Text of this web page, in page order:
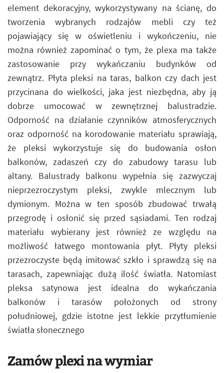
element dekoracyjny, wykorzystywany na ścianę, do
tworzenia wybranych rodzajów mebli czy też
pojawiający się w oświetleniu i wykończeniu, nie
można również zapominać o tym, że plexa ma także
zastosowanie przy wykańczaniu budynków od
zewnątrz. Płyta pleksi na taras, balkon czy dach jest
przycinana do wielkości, jaka jest niezbędna, aby ją
dobrze umocować w zewnętrznej balustradzie.
Odporność na działanie czynników atmosferycznych
oraz odporność na korodowanie materiału sprawiają,
że pleksi wykorzystuje się do budowania osłon
balkonów, zadaszeń czy do zabudowy tarasu lub
altany. Balustrady balkonu wypełnia się zazwyczaj
nieprzezroczystym pleksi, zwykle mlecznym lub
dymionym. Można w ten sposób zbudować trwałą
przegrodę i osłonić się przed sąsiadami. Ten rodzaj
materiału wybierany jest również ze względu na
możliwość łatwego montowania płyt. Płyty pleksi
przezroczyste będą imitować szkło i sprawdzą się na
tarasach, zapewniając dużą ilość światła. Natomiast
pleksa satynowa jest idealna do wykańczania
balkonów i tarasów położonych od strony
południowej, gdzie istotne jest lekkie przytłumienie
światła słonecznego
Zamów plexi na wymiar